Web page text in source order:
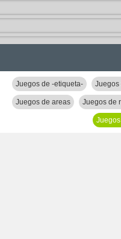
Juegos de -etiqueta- Juegos
Juegos de areas Juegos de